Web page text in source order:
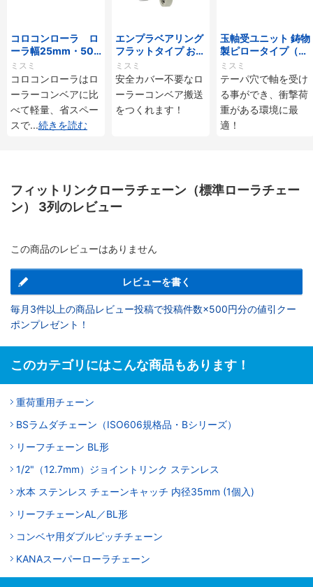
コロコンローラ ロ
ーラ幅25mm・50
mmタイプ
ミスミ
コロコンローラはロ
ーラーコンベアに比
べて軽量、省スペー
スで...続きを読む
エンプラベアリング
フラットタイプ おね
じ付
ミスミ
安全カバー不要なロ
ーラーコンベア搬送
をつくれます！
玉軸受ユニット 鋳物
製ピロータイプ（テ
ーパ穴タイプ）
ミスミ
テーパ穴で軸を受け
る事ができ、衝撃荷
重がある環境に最
適！
フィットリンクローラチェーン（標準ローラチェー
ン） 3列のレビュー
この商品のレビューはありません
レビューを書く
毎月3件以上の商品レビュー投稿で投稿件数×500円分の値引クー
ポンプレゼント！
このカテゴリにはこんな商品もあります！
重荷重用チェーン
BSラムダチェーン（ISO606規格品・Bシリーズ）
リーフチェーン BL形
1/2"（12.7mm）ジョイントリンク ステンレス
水本 ステンレス チェーンキャッチ 内径35mm (1個入)
リーフチェーンAL／BL形
コンベヤ用ダブルピッチチェーン
KANAスーパーローラチェーン